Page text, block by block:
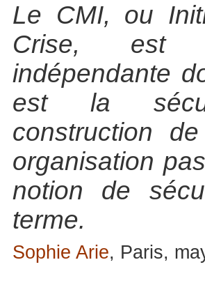
Le CMI, ou
Crise, est
indépendante
est la
construction
organisation
notion de
terme.
Sophie Arie, Paris,